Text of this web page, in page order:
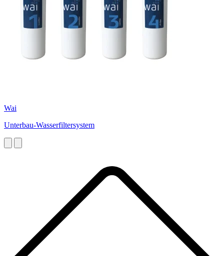
Wai
Unterbau-Wasserfiltersystem